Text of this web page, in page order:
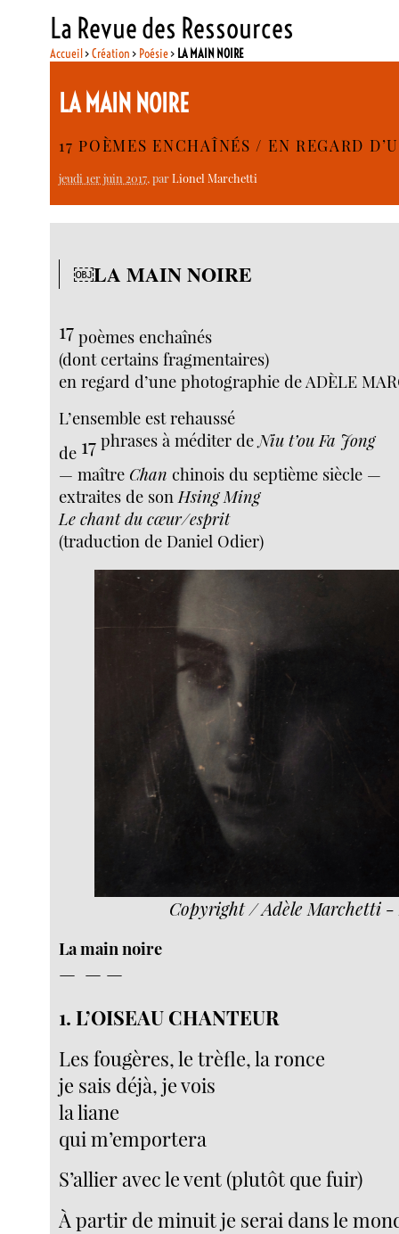
La Revue des Ressources
Accueil>Création > Poésie> LA MAIN NOIRE
LA MAIN NOIRE
17 POÈMES ENCHAÎNÉS / EN REGARD
jeudi 1er juin 2017, parLionel Marchetti
￼LA MAIN NOIRE
17poèmes enchaînés
(dont certains fragmentaires)
en regard d’une photographie de ADÈLE
L’ensemble est rehaussé
de 17phrases à méditer de Niu t’ou Fa Jong
— maître Chan chinois du septième siècle —
extraites de sonHsing Ming
Le chant du cœur/esprit
(traduction de Daniel Odier)
Copyright / Adèle Marchetti -
La main noire
— — —
1. L’OISEAU CHANTEUR
Les fougères, le trèfle, la ronce
je sais déjà, je vois
la liane
qui m’emportera
S’allier avec le vent (plutôt que fuir)
À partir de minuit je serai dans le